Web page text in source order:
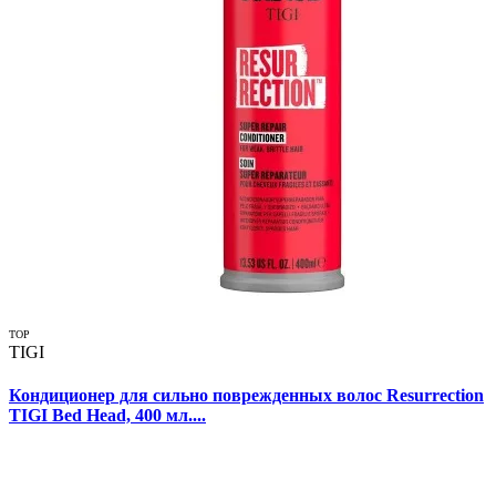
TOP
TIGI
Кондиционер для сильно поврежденных волос Resurrection
TIGI Bed Head, 400 мл....